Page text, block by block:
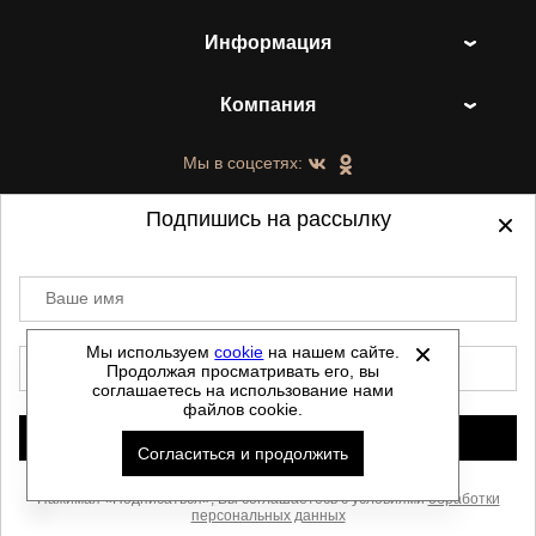
Информация
Компания
Мы в соцсетях:
©2021-2026 - ShoesTown.ru - все права
защищены.
Данный сайт не является интернет магазином и
не является публичной офертой.
Политика обработки персональных данных
Автоматизировано -
Скачать прайс
Мы используемcookie на нашем сайте.
Продолжая просматривать его, вы
соглашаетесь на использование нами
файлов cookie.
Согласиться и продолжить
Подпишись на рассылку
Ваше имя
Нажимая «Подписаться», Вы соглашаетесь с условиямиобработки
персональных данных